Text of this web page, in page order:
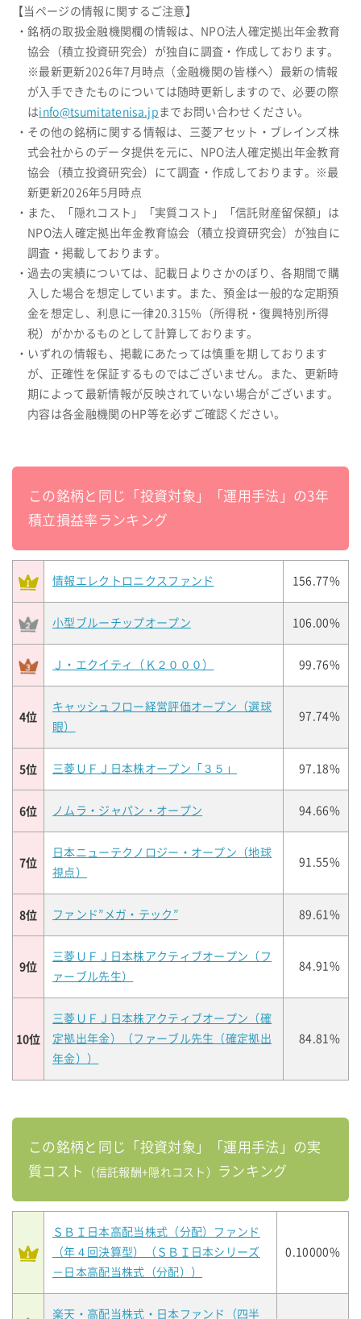
【当ページの情報に関するご注意】
・銘柄の取扱金融機関欄の情報は、NPO法人確定拠出年金教育
協会（積立投資研究会）が独自に調査・作成しております。
※最新更新2026年7月時点（金融機関の皆様へ）最新の情報
が入手できたものについては随時更新しますので、必要の際
はinfo@tsumitatenisa.jp までお問い合わせください。
・その他の銘柄に関する情報は、三菱アセット・ブレインズ株
式会社からのデータ提供を元に、NPO法人確定拠出年金教育
協会（積立投資研究会）にて調査・作成しております。※最
新更新2026年5月時点
・また、「隠れコスト」「実質コスト」「信託財産留保額」は
NPO法人確定拠出年金教育協会（積立投資研究会）が独自に
調査・掲載しております。
・過去の実績については、記載日よりさかのぼり、各期間で購
入した場合を想定しています。また、預金は一般的な定期預
金を想定し、利息に一律20.315%（所得税・復興特別所得
税）がかかるものとして計算しております。
・いずれの情報も、掲載にあたっては慎重を期しております
が、正確性を保証するものではございません。また、更新時
期によって最新情報が反映されていない場合がございます。
内容は各金融機関のHP等を必ずご確認ください。
この銘柄と同じ「投資対象」「運用手法」の3年
積立損益率ランキング
情報エレクトロニクスファンド 156.77%
小型ブルーチップオープン 106.00%
Ｊ・エクイティ（Ｋ２０００） 99.76%
4位
キャッシュフロー経営評価オープン（選球
眼）
97.74%
5位 三菱ＵＦＪ日本株オープン「３５」 97.18%
6位 ノムラ・ジャパン・オープン 94.66%
7位
日本ニューテクノロジー・オープン（地球
視点）
91.55%
8位 ファンド”メガ・テック” 89.61%
9位
三菱ＵＦＪ日本株アクティブオープン（フ
ァーブル先生）
84.91%
10位
三菱ＵＦＪ日本株アクティブオープン（確
定拠出年金）（ファーブル先生（確定拠出
年金））
84.81%
この銘柄と同じ「投資対象」「運用手法」の実
質コスト
（信託報酬+隠れコスト） ランキング
ＳＢＩ日本高配当株式（分配）ファンド
（年４回決算型）（ＳＢＩ日本シリーズ
－日本高配当株式（分配））
0.10000%
楽天・高配当株式・日本ファンド（四半